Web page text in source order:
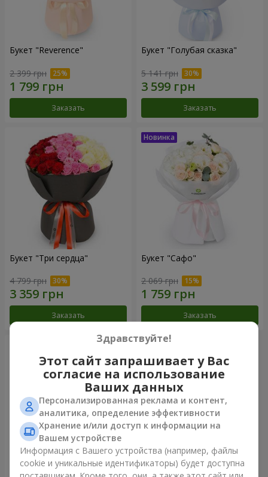
Букет "Reverence"
2 399 грн
Заказать
Букет "Голубая сказка"
5 141 грн
Заказать
Букет "Три сердца"
4 799 грн
Заказать
Букет "Сафо"
2 069 грн
Заказать
Букет "Tarnis"
Здравствуйте!
Этот сайт запрашивает у Вас
согласие на использование
Ваших данных
Персонализированная реклама и контент,
аналитика, определение эффективности
Хранение и/или доступ к информации на
Вашем устройстве
Информация с Вашего устройства (например, файлы
cookie и уникальные идентификаторы) будет доступна